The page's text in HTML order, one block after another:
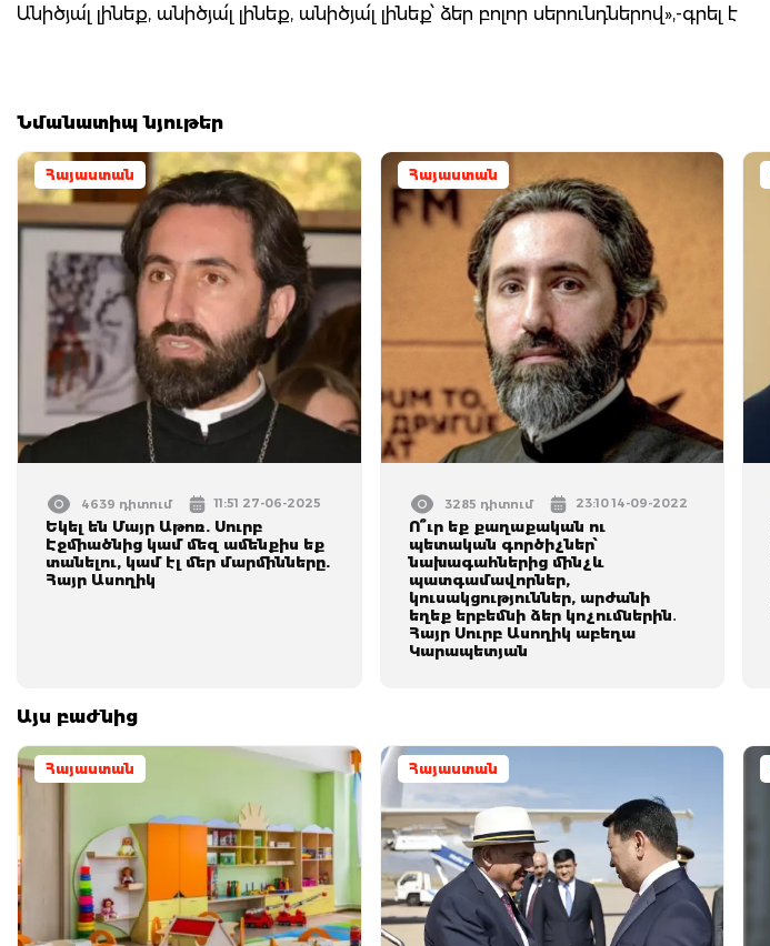
Անիծյա՛լ լինեք, անիծյա՛լ լինեք, անիծյա՛լ լինեք՝ ձեր բոլոր սերունդներով»,-գրել է
Նմանատիպ նյութեր
Հայաստան
4639 դիտում 11:51 27-06-2025
Եկել են Մայր Աթոռ. Սուրբ
Էջմիածնից կամ մեզ ամենքիս եք
տանելու, կամ էլ մեր մարմինները.
Հայր Ասողիկ
Հայաստան
3285 դիտում 23:10 14-09-2022
Ո՞ւր եք քաղաքական ու
պետական գործիչներ՝
նախագահներից մինչև
պատգամավորներ,
կուսակցություններ, արժանի
եղեք երբեմնի ձեր կոչումներին․
Հայր Սուրբ Ասողիկ աբեղա
Կարապետյան
Այս բաժնից
Հայաստան Հայաստան